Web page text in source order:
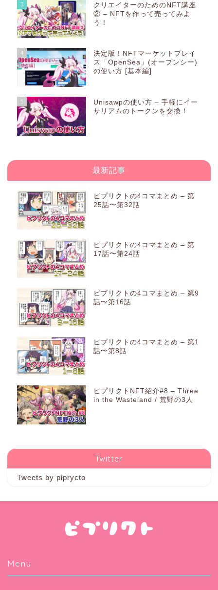
3
クリエイターのためのNFT講座
② – NFTを作って売ってみよ
う！
4
決定版！NFTマーケットプレイ
ス「OpenSea」(オープンシー)
の使い方 [基本編]
5
Unisawpの使い方 – 手軽にイー
サリアムのトークンを交換！
最新記事
ピプリクトの4コマまとめ – 第
25話〜第32話
ピプリクトの4コマまとめ – 第
17話〜第24話
ピプリクトの4コマまとめ – 第9
話〜第16話
ピプリクトの4コマまとめ – 第1
話〜第8話
ピプリクトNFT紹介#8 – Three
in the Wasteland / 荒野の3人
Twitter
Tweets by piprycto
Menu